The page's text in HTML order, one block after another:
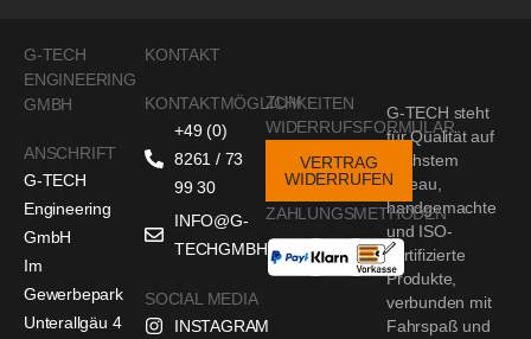
G-TECH steht
für Qualität auf
höchstem
Niveau,
handgemachte
und ISO-
zertifizierte
Produkte,
verbunden mit
Fahrspaß und
G-TECH
ENGINEERING
GMBH
ANSCHRIFT
G-TECH
Engineering
GmbH
Im
Gewerbepark
Unterallgäu 4
KONTAKT
KONTAKTMÖGLICHKEITEN
+49 (0)
8261 / 73
99 30
INFO@G-
TECHGMBH.DE
SOCIAL MEDIA
INSTAGRAM
ZUM
WIDERRUFSFORMULAR
VERTRAG
WIDERRUFEN
ZAHLUNGSMETHODEN